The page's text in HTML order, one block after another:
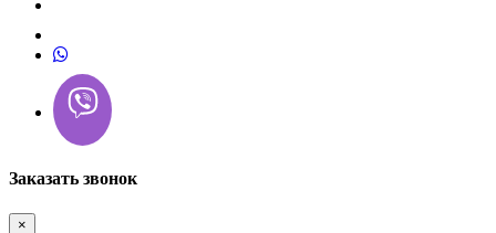
Заказать звонок
×